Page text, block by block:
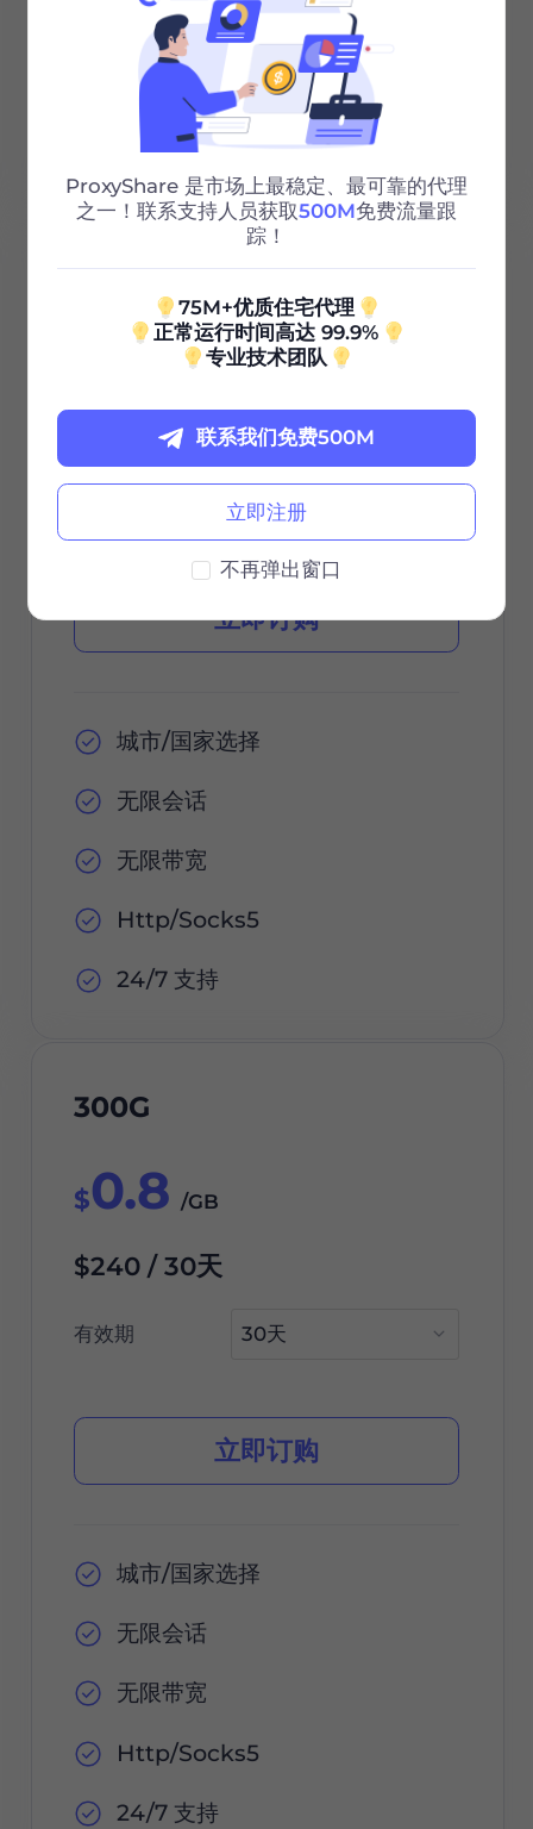
无限带宽
Http/Socks5
24/7 支持
100G
0.85 /GB
$85 / 30天
立即订购
城市/国家选择
无限会话
无限带宽
Http/Socks5
24/7 支持
300G
$0.8 /GB
$240 / 30天
有效期
立即订购
城市/国家选择
无限会话
无限带宽
Http/Socks5
24/7 支持
ProxyShare 是市场上最稳定、最可靠的代理
之一！联系支持人员获取500M免费流量跟
踪！
75M+优质住宅代理
正常运行时间高达 99.9%
专业技术团队
立即注册
联系我们免费500M
不再弹出窗口